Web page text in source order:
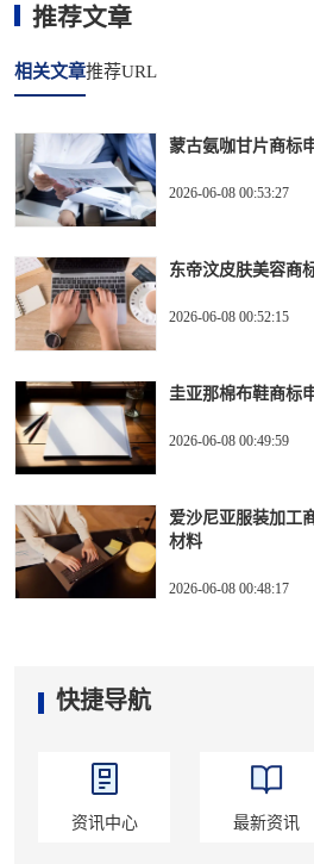
推荐文章
相关文章推荐URL
蒙古氨咖甘片商标
2026-06-08 00:53:27
东帝汶皮肤美容商
2026-06-08 00:52:15
圭亚那棉布鞋商标
2026-06-08 00:49:59
爱沙尼亚服装加工
材料
2026-06-08 00:48:17
快捷导航
资讯中心 最新资讯